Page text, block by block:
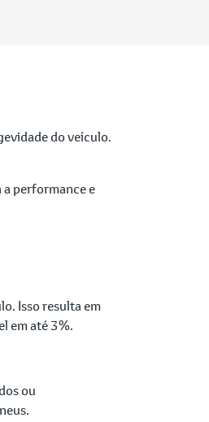
do veículo.
performance e
Isso resulta em
em até 3%.
ou